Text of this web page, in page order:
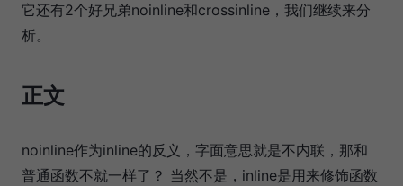
它还有2个好兄弟noinline和crossinline，我们继续来分
析。
正文
noinline作为inline的反义，字面意思就是不内联，那和
普通函数不就一样了？ 当然不是，inline是用来修饰函数